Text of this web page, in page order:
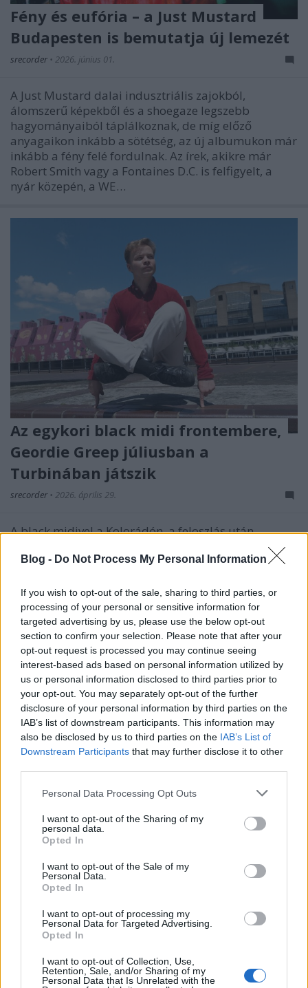
Blog - Do Not Process My Personal Information
If you wish to opt-out of the sale, sharing to third parties, or
processing of your personal or sensitive information for
targeted advertising by us, please use the below opt-out
section to confirm your selection. Please note that after your
opt-out request is processed you may continue seeing
interest-based ads based on personal information utilized by
us or personal information disclosed to third parties prior to
your opt-out. You may separately opt-out of the further
disclosure of your personal information by third parties on the
IAB’s list of downstream participants. This information may
also be disclosed by us to third parties on the IAB’s List of
Downstream Participants that may further disclose it to other
Please note that this website/app uses one or more Google
not limited to your visit or usage behaviour. You may click to
grant or deny consent to Google and its third-party tags to
use your data for below specified purposes in below Google
consent section.
Personal Data Processing Opt Outs
I want to opt-out of the Sharing of my
personal data.
Opted In
I want to opt-out of the Sale of my
Personal Data.
Opted In
I want to opt-out of processing my
Personal Data for Targeted Advertising.
Opted In
I want to opt-out of Collection, Use,
Retention, Sale, and/or Sharing of my
Personal Data that Is Unrelated with the
Fény és eufória – a Just Mustard
Budapesten is bemutatja új lemezét
srecorder • 2026. június 01.
A Just Mustard dalai indusztriális zajokból,
álomszerű képekből és a shoegaze legszebb
hagyományaiból táplálkoznak, de míg előző
anyagaikon inkább a sötétség, az új albumukon már
inkább a fény felé fordulnak. Az írek, akikre már
Robert Smith vagy a Fontaines D.C. is felfigyelt, a
nyár közepén, a WE…
Az egykori black midi frontembere,
Geordie Greep júliusban a
Turbinában játszik
srecorder • 2026. április 29.
A black midivel a Kolorádón, a feloszlás után
szólóban az Isolation Festivalon játszott, július 7-én
pedig a Turbinában lép fel bravúros első lemezével
Az Arzenál és a Turbina is kint lesz a
Szigeten
srecorder•2026. április 21.
District egyik csúcsán, az idén Der Klub néven
jelentkező helyszínen a hazai techno szcéna népszerű
találkozóhelye, az Arzenál, valamint a nemrég
újranyitott Turbina csapata formálja az
underground elektronika egyedi klubélményét.